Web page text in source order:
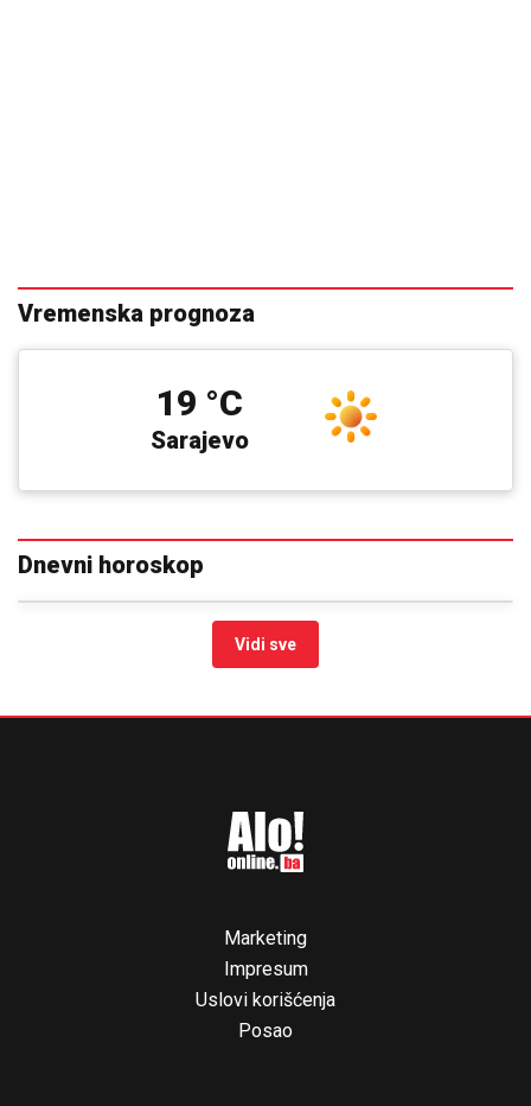
Vremenska prognoza
Sarajevo
19 °C
Dnevni horoskop
Vidi sve
Marketing
Impresum
Uslovi korišćenja
Posao